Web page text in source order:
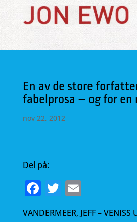
En av de store
fabelprosa – og for en
nov 22, 2012
Del på:
F
a
T
w
E
m
VANDERMEER, JEFF –